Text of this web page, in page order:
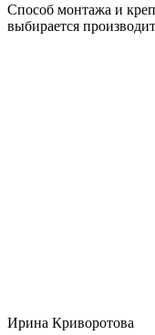
Способ монтажа и
выбирается
Ирина Криворотова